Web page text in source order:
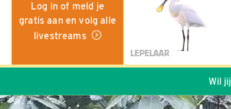
Log in of meld je
gratis aan en volg alle
livestreams
LEPELAAR
Wil jij ook de